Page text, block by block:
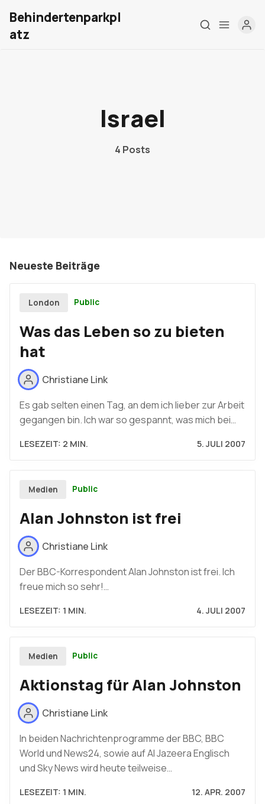
Über mich
Behindertenparkpl
atz
Israel
4 Posts
Neueste Beiträge
London Public
Was das Leben so zu bieten
hat
Christiane Link
Es gab selten einen Tag, an dem ich lieber zur Arbeit
gegangen bin. Ich war so gespannt, was mich bei…
LESEZEIT: 2 MIN. 5. JULI 2007
Medien Public
Alan Johnston ist frei
Christiane Link
Der BBC-Korrespondent Alan Johnston ist frei. Ich
freue mich so sehr!…
LESEZEIT: 1 MIN. 4. JULI 2007
Medien Public
Aktionstag für Alan Johnston
Christiane Link
In beiden Nachrichtenprogramme der BBC, BBC
World und News24, sowie auf Al Jazeera Englisch
und Sky News wird heute teilweise…
LESEZEIT: 1 MIN. 12. APR. 2007